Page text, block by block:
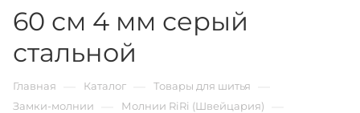
60 см 4 мм серый
стальной
Главная Каталог Товары для шитья
Замки-молнии Молнии RiRi (Швейцария)